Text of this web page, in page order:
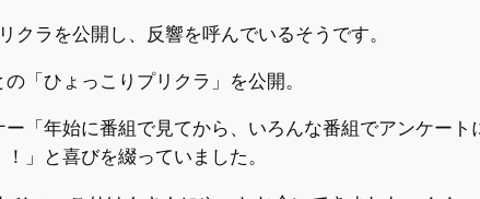
ラを公開し、反響を呼んでいるそうです。
「ひょっこりプリクラ」を公開。
「年始に番組で見てから、いろんな番組でアンケート
」と喜びを綴っていました。